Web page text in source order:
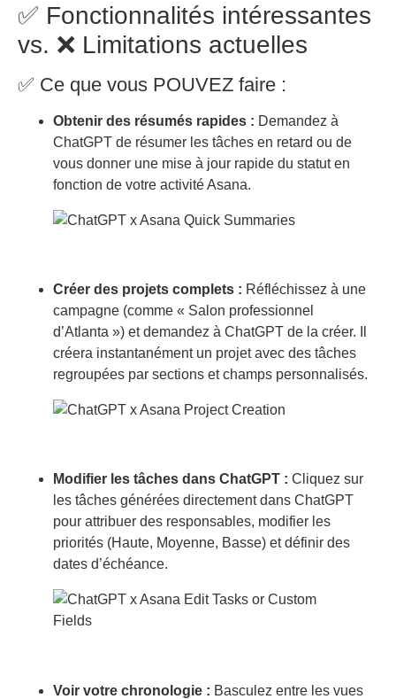
✅ Fonctionnalités intéressantes
vs. ❌ Limitations actuelles
✅ Ce que vous POUVEZ faire :
Obtenir des résumés rapides : Demandez à
ChatGPT de résumer les tâches en retard ou de
vous donner une mise à jour rapide du statut en
fonction de votre activité Asana.
Créer des projets complets : Réfléchissez à une
campagne (comme « Salon professionnel
d’Atlanta ») et demandez à ChatGPT de la créer. Il
créera instantanément un projet avec des tâches
regroupées par sections et champs personnalisés.
Modifier les tâches dans ChatGPT : Cliquez sur
les tâches générées directement dans ChatGPT
pour attribuer des responsables, modifier les
priorités (Haute, Moyenne, Basse) et définir des
dates d’échéance.
Voir votre chronologie : Basculez entre les vues